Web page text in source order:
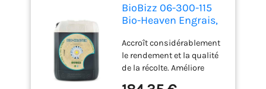
BioBizz 06-300-115
Bio-Heaven Engrais,
Accroît considérablement
le rendement et la qualité
de la récolte. Améliore